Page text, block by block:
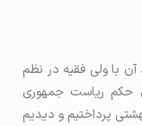
با ولی فقیه در نظم
حکم ریاست جمهوری
پرداختیم و دیدیم